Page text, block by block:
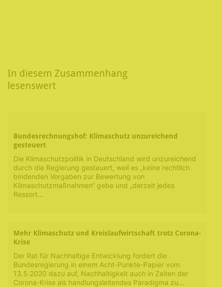
In diesem Zusammenhang
lesenswert
Bundesrechnungshof: Klimaschutz unzureichend
gesteuert
Die Klimaschutzpolitik in Deutschland wird unzureichend
durch die Regierung gesteuert, weil es „keine rechtlich
bindenden Vorgaben zur Bewertung von
Klimaschutzmaßnahmen“ gebe und „derzeit jedes
Ressort…
Mehr Klimaschutz und Kreislaufwirtschaft trotz Corona-
Krise
Der Rat für Nachhaltige Entwicklung fordert die
Bundesregierung in einem Acht-Punkte-Papier vom
13.5.2020 dazu auf, Nachhaltigkeit auch in Zeiten der
Corona-Krise als handlungsleitendes Paradigma zu…